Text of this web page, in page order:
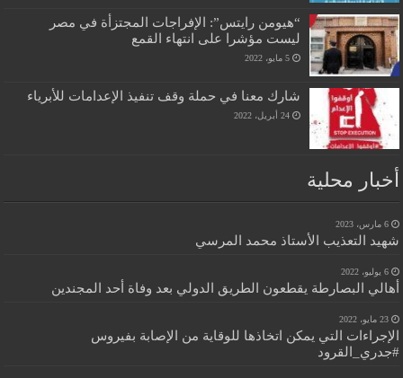
“هيومن رايتس”: الإفراجات المجتزأة في مصر
ليست مؤشرا على انتهاء القمع
5 مايو، 2022
شارك معنا في حملة وقف تنفيذ الإعدامات للأبرياء
24 أبريل، 2022
أخبار محلية
6 مارس، 2023
شهيد التعذيب الأستاذ محمد المرسي
6 يوليو، 2022
أهالي البصارطة يقطعون الطريق الدولي بعد وفاة أحد المجندين
23 مايو، 2022
الإجراءات التي يمكن اتخاذها للوقاية من الإصابة بفيروس
#جدري_القرود